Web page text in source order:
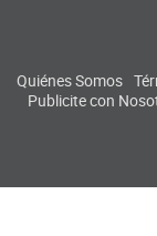
Quiénes Somos
Publicite con